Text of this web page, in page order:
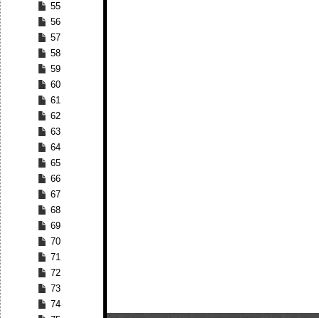
55
56
57
58
59
60
61
62
63
64
65
66
67
68
69
70
71
72
73
74